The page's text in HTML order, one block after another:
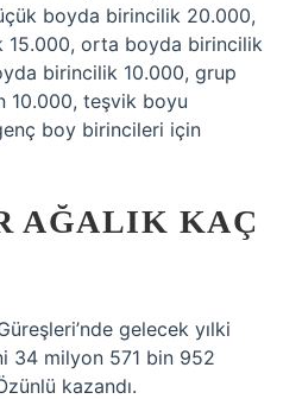
boyda birincilik 20.000,
15.000, orta boyda birincilik
birincilik 10.000, grup
10.000, teşvik boyu
boy birincileri için
AĞALIK KAÇ
gelecek yılki
34 milyon 571 bin 952
kazandı.